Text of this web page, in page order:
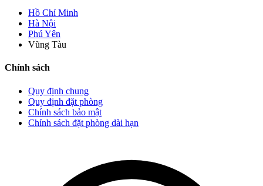
Hồ Chí Minh
Hà Nội
Phú Yên
Vũng Tàu
Chính sách
Quy định chung
Quy định đặt phòng
Chính sách bảo mật
Chính sách đặt phòng dài hạn